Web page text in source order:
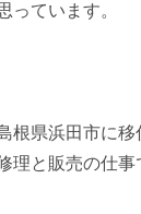
っています。
根県浜田市に移
理と販売の仕